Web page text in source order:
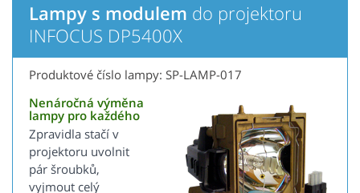
Lampy s modulem do projektoru
INFOCUS DP5400X
Produktové číslo lampy: SP-LAMP-017
Nenáročná výměna
lampy pro každého
Zpravidla stačí v
projektoru uvolnit
pár šroubků,
vyjmout celý